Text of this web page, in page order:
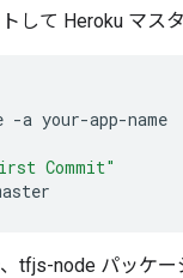
して Heroku マス
-a your-app-name
Commit"
tfjs-node パッケ